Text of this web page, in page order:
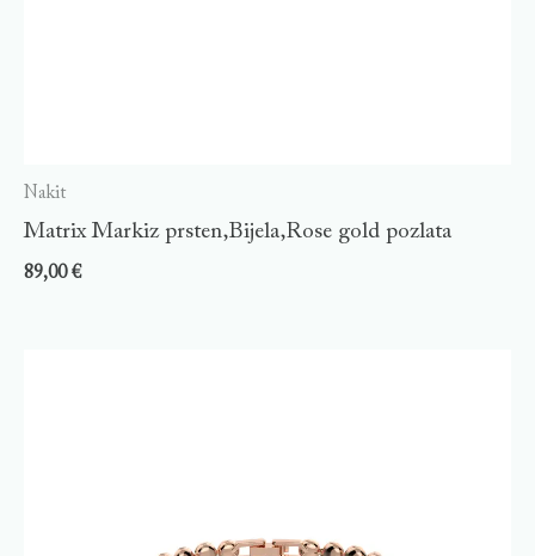
Nakit
Matrix Markiz prsten,Bijela,Rose gold pozlata
89,00€